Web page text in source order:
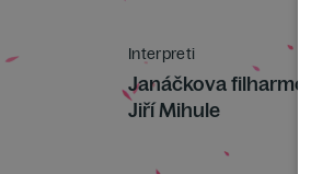
Interpreti
Janáčkova
Jiří Mihule